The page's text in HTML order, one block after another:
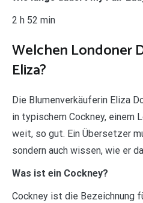
2 h 52 min
Welchen Londoner
Eliza?
Die Blumenverkäuferin Eliza
in typischem Cockney, einem
weit, so gut. Ein Übersetzer
sondern auch wissen, wie er
Was ist ein Cockney?
Cockney ist die Bezeichnung